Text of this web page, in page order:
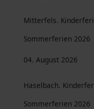
Mitterfels.
Sommerferien 2026
04. August 2026
Haselbach.
Sommerferien 2026